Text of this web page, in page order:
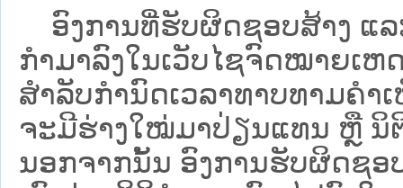
ອົງການທີ່ຮັບຜິດຊອບສ້າງ ແລ
ກຳມາລົງໃນ​ເວັບ​ໄຊຈົດໝາຍເຫ
ສໍາລັບກໍານົດເວລາທາບທາມຄໍ
ຈະມີຮ່າງໃໝ່ມາປ່ຽນແທນ ຫຼື ນິ
ນອກຈາກນັ້ນ ອົງການຮັບຜິດຊອ